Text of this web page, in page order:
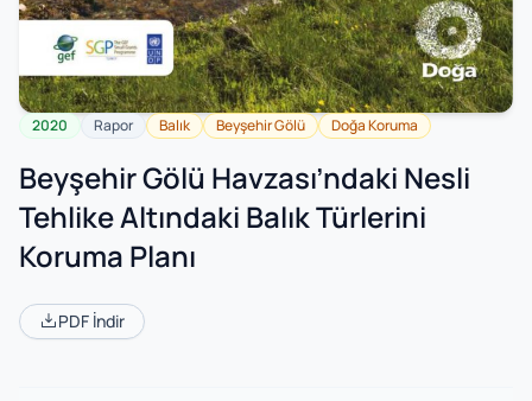
2020 Rapor Balık Beyşehir Gölü Doğa Koruma
Beyşehir Gölü Havzası’ndaki Nesli
Tehlike Altındaki Balık Türlerini
Koruma Planı
PDF İndir